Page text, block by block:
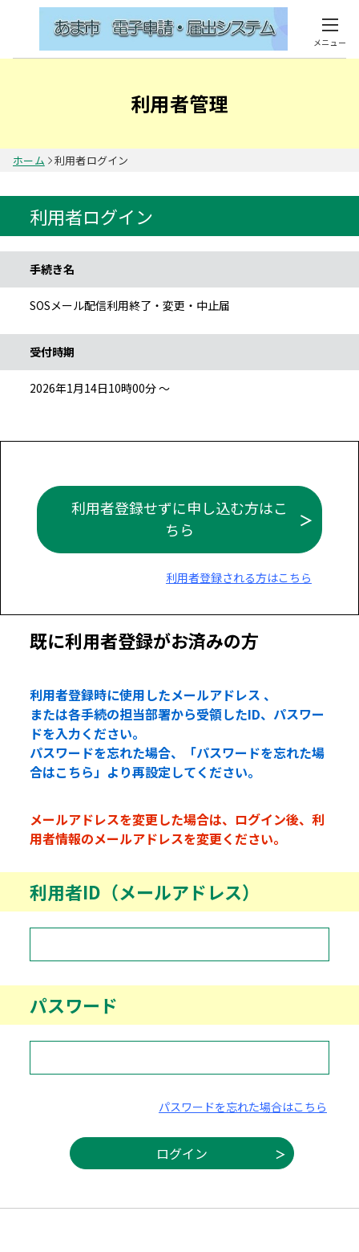
メニュー
利用者管理
ホーム 利用者ログイン
利用者ログイン
手続き名
SOSメール配信利用終了・変更・中止届
受付時期
2026年1月14日10時00分 ～
利用者登録せずに申し込む方はこ
ちら
利用者登録される方はこちら
既に利用者登録がお済みの方
利用者登録時に使用したメールアドレス 、
または各手続の担当部署から受領したID、パスワー
ドを入力ください。
パスワードを忘れた場合、「パスワードを忘れた場
合はこちら」より再設定してください。
メールアドレスを変更した場合は、ログイン後、利
用者情報のメールアドレスを変更ください。
利用者ID（メールアドレス）
パスワード
パスワードを忘れた場合はこちら